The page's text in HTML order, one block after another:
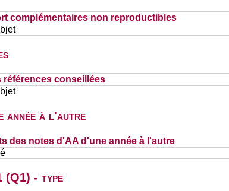
complémentaires non reproductibles
références conseillées
année à l'autre
des notes d'AA d'une année à l'autre
(Q1) - type